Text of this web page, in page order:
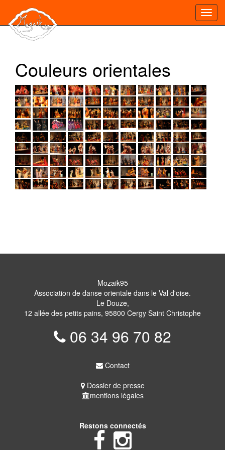
Couleurs orientales
Mozaik95
Association de danse orientale dans le Val d'oise.
Le Douze,
12 allée des petits pains, 95800 Cergy Saint Christophe
06 34 96 70 82
Contact
Dossier de presse
mentions légales
Restons connectés